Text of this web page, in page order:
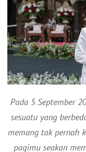
Pada 5 September
sesuatu yang
memang tak pernah
pagimu seakan